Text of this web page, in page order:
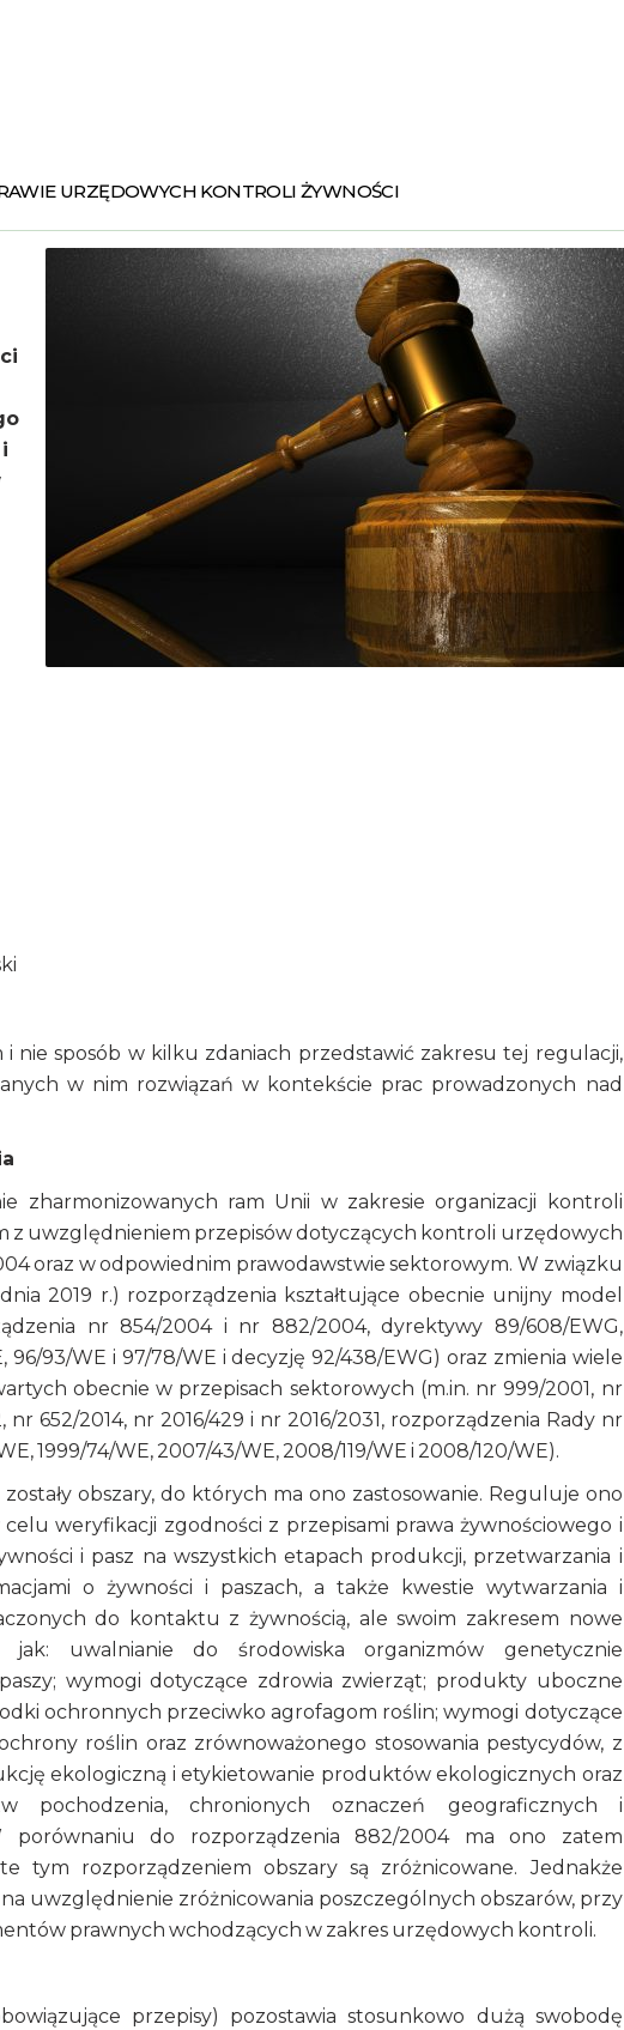
URZĘDOWYCH KONTROLI ŻYWNOŚCI
nie sposób w kilku zdaniach przedstawić zakresu tej regulacji,
w nim rozwiązań w kontekście prac prowadzonych nad
zharmonizowanych ram Unii w zakresie organizacji kontroli
z uwzględnieniem przepisów dotyczących kontroli urzędowych
oraz w odpowiednim prawodawstwie sektorowym. W związku
2019 r.) rozporządzenia kształtujące obecnie unijny model
nr 854/2004 i nr 882/2004, dyrektywy 89/608/EWG,
96/93/WE i 97/78/WE i decyzję 92/438/EWG) oraz zmienia wiele
obecnie w przepisach sektorowych (m.in. nr 999/2001, nr
nr 652/2014, nr 2016/429 i nr 2016/2031, rozporządzenia Rady nr
1999/74/WE, 2007/43/WE, 2008/119/WE i 2008/120/WE).
obszary, do których ma ono zastosowanie. Reguluje ono
weryfikacji zgodności z przepisami prawa żywnościowego i
i pasz na wszystkich etapach produkcji, przetwarzania i
o żywności i paszach, a także kwestie wytwarzania i
do kontaktu z żywnością, ale swoim zakresem nowe
uwalnianie do środowiska organizmów genetycznie
wymogi dotyczące zdrowia zwierząt; produkty uboczne
ochronnych przeciwko agrofagom roślin; wymogi dotyczące
roślin oraz zrównoważonego stosowania pestycydów, z
ekologiczną i etykietowanie produktów ekologicznych oraz
pochodzenia, chronionych oznaczeń geograficznych i
porównaniu do rozporządzenia 882/2004 ma ono zatem
tym rozporządzeniem obszary są zróżnicowane. Jednakże
uwzględnienie zróżnicowania poszczególnych obszarów, przy
prawnych wchodzących w zakres urzędowych kontroli.
przepisy) pozostawia stosunkowo dużą swobodę